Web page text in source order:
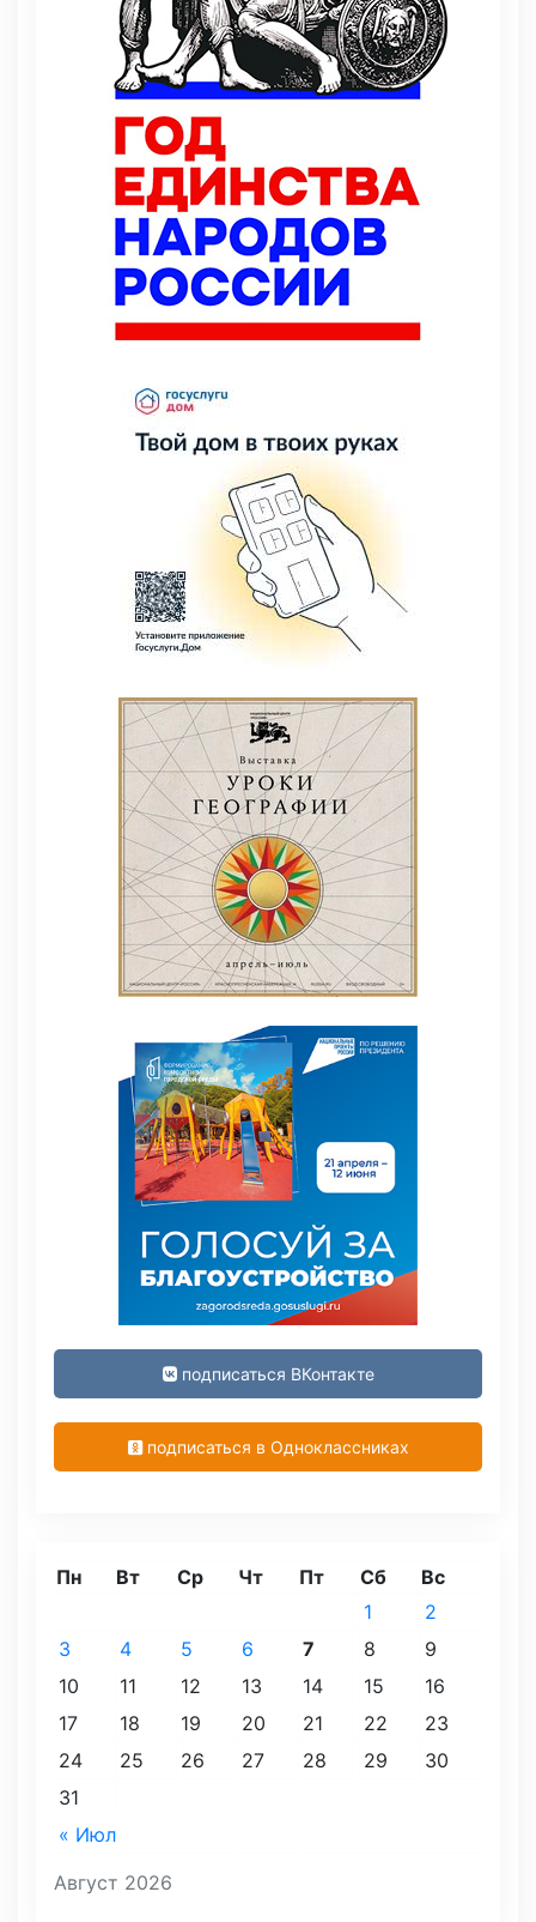
подписаться ВКонтакте
подписаться в Одноклассниках
Август 2026
Пн Вт Ср Чт Пт Сб Вс
« Июл
1
2
3
4 5 6 7 8
9
10
11 12 13 14 15
16
17
18 19 20 21 22
23
24
25 26 27 28 29
30
31